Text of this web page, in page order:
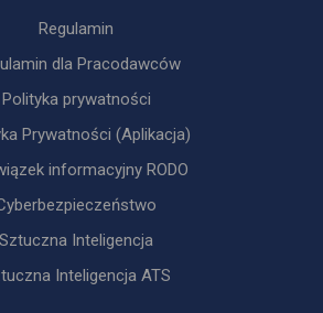
Regulamin
dla Pracodawców
Polityka prywatności
Prywatności (Aplikacja)
informacyjny RODO
Sztuczna Inteligencja
Inteligencja ATS